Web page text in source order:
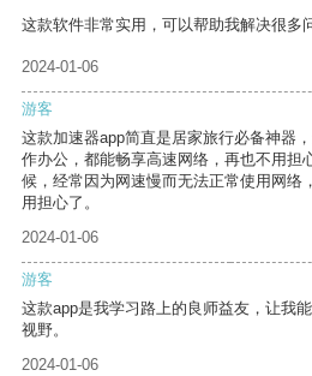
这款软件非常实用，可以帮助我解决很多
2024-01-06
游客
这款加速器app简直是居家旅行必备神器
作办公，都能畅享高速网络，再也不用担
候，经常因为网速慢而无法正常使用网络
用担心了。
2024-01-06
游客
这款app是我学习路上的良师益友，让我
视野。
2024-01-06